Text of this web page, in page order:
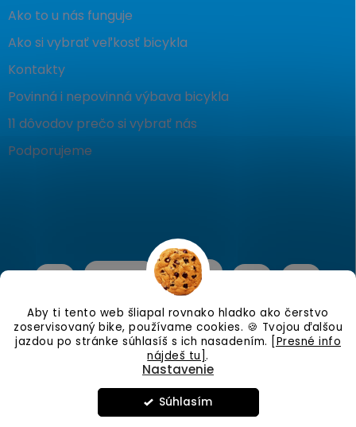
Aby ti tento web šliapal rovnako hladko ako čerstvo
zoservisovaný bike, používame cookies. 🍪 Tvojou ďalšou
jazdou po stránke súhlasíš s ich nasadením. [Presné info
nájdeš tu].
Nastavenie
Súhlasím
Ako to u nás funguje
Ako si vybrať veľkosť bicykla
Kontakty
Povinná i nepovinná výbava bicykla
11 dôvodov prečo si vybrať nás
Podporujeme
nastavenie cookies